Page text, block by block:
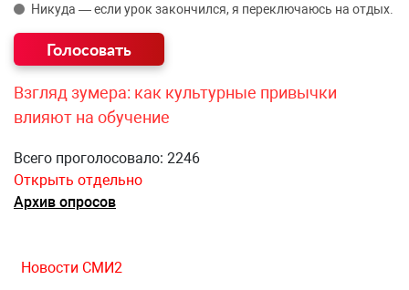
Никуда — если урок закончился, я переключаюсь на отдых.
Взгляд зумера: как культурные привычки
влияют на обучение
Всего проголосовало: 2246
Открыть отдельно
Архив опросов
Новости СМИ2